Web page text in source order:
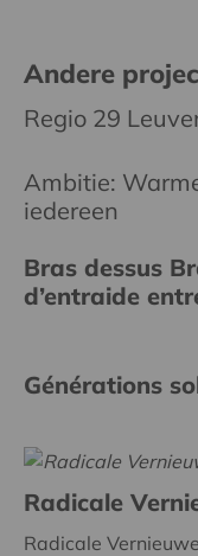
Andere
Regio 29
Ambitie:
iedereen
Bras dessus
d’entraide
Générations
Radicale
Radicale